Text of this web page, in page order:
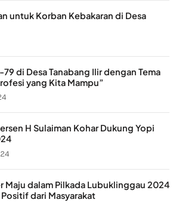
untuk Korban Kebakaran di Desa
79 di Desa Tanabang Ilir dengan Tema
yang Kita Mampu”
H Sulaiman Kohar Dukung Yopi
Maju dalam Pilkada Lubuklinggau 2024
dari Masyarakat